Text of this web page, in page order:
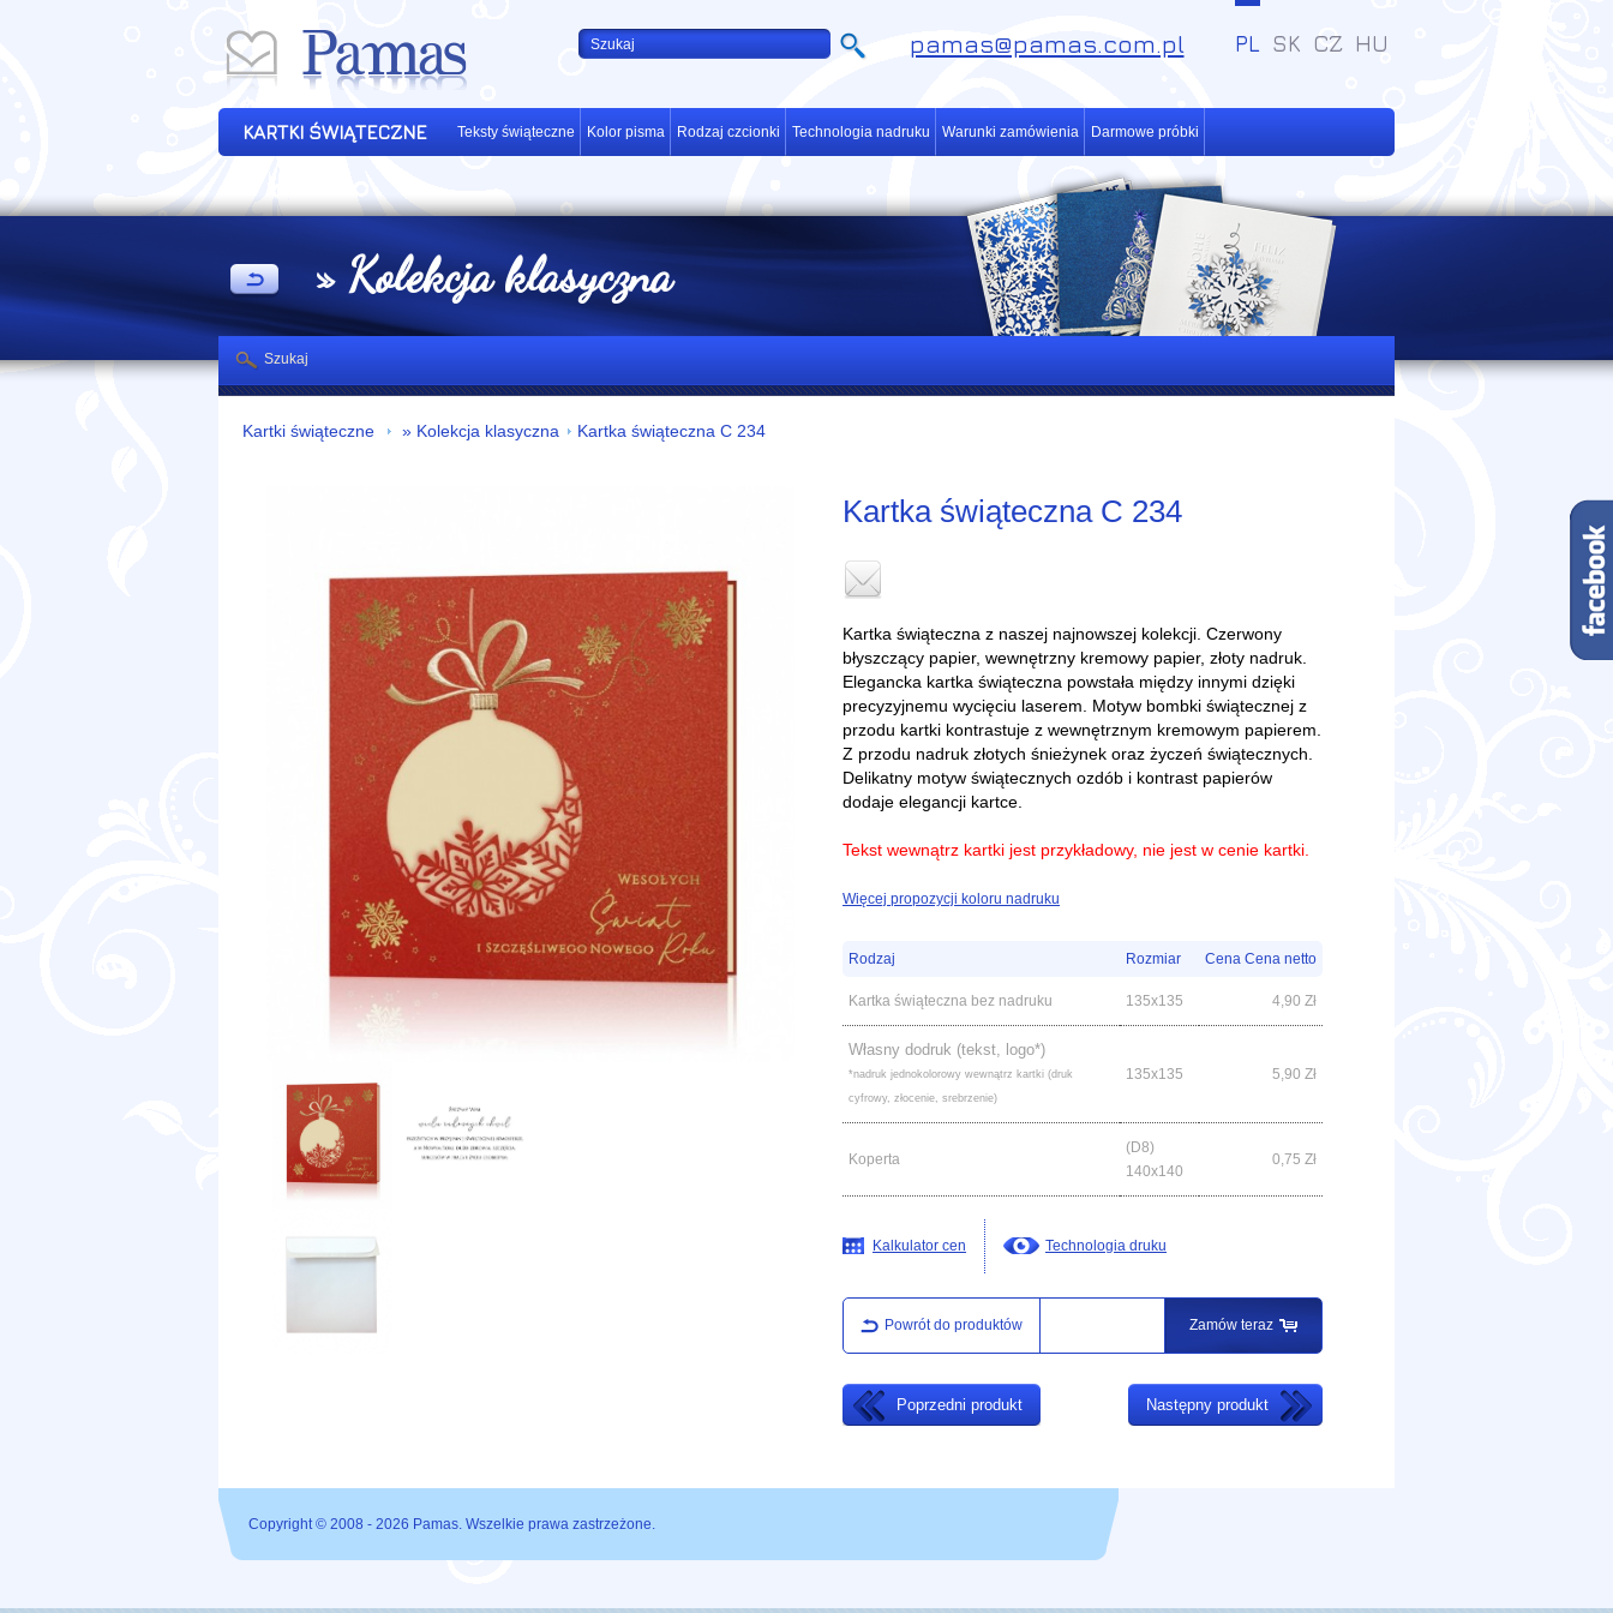
» Kolekcja klasyczna
pamas@pamas.com.pl HU
CZ
SK
PL
KARTKI ŚWIĄTECZNE Teksty świąteczne Kolor pisma Rodzaj czcionki Technologia nadruku Warunki zamówienia Darmowe próbki
Kartki świąteczne » Kolekcja klasyczna Kartka świąteczna C 234
Kartka świąteczna C 234
Kartka świąteczna z naszej najnowszej kolekcji. Czerwony
błyszczący papier, wewnętrzny kremowy papier, złoty nadruk.
Elegancka kartka świąteczna powstała między innymi dzięki
precyzyjnemu wycięciu laserem. Motyw bombki świątecznej z
przodu kartki kontrastuje z wewnętrznym kremowym papierem.
Z przodu nadruk złotych śnieżynek oraz życzeń świątecznych.
Delikatny motyw świątecznych ozdób i kontrast papierów
dodaje elegancji kartce.
Tekst wewnątrz kartki jest przykładowy, nie jest w cenie kartki.
Więcej propozycji koloru nadruku
Rodzaj Rozmiar Cena Cena netto
Kartka świąteczna bez nadruku 135x135 4,90 Zł
Własny dodruk (tekst, logo*)
*nadruk jednokolorowy wewnątrz kartki (druk
cyfrowy, złocenie, srebrzenie)
135x135 5,90 Zł
Koperta
(D8)
140x140
0,75 Zł
Kalkulator cen Technologia druku
Powrót do produktów Zamów teraz
Poprzedni produkt Następny produkt
Szukaj
Copyright © 2008 - 2026 Pamas. Wszelkie prawa zastrzeżone.